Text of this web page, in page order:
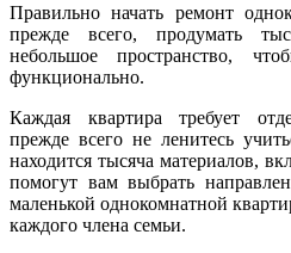
Правильно начать ремонт
прежде всего, продумать
небольшое пространство,
функционально.
Каждая квартира требует
прежде всего не ленитесь
находится тысяча материалов,
помогут вам выбрать
маленькой однокомнатной
каждого члена семьи.